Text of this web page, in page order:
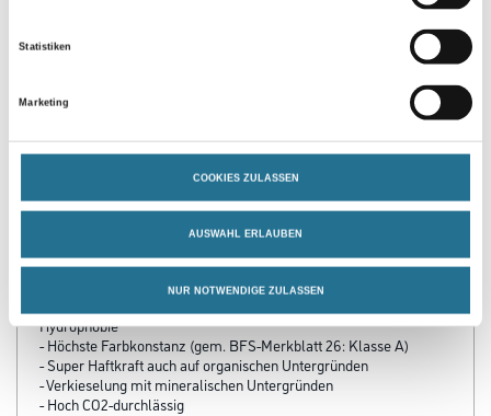
Statistiken
Marketing
COOKIES ZULASSEN
AUSWAHL ERLAUBEN
NUR NOTWENDIGE ZULASSEN
PRODUKTEIGENSCHAFTEN
Produkteigenschaft
- Photokatalytische Wirkung
- Minimierung von Pottasche
Hydrophobie
- Höchste Farbkonstanz (gem. BFS-Merkblatt 26: Klasse A)
- Super Haftkraft auch auf organischen Untergründen
- Verkieselung mit mineralischen Untergründen
- Hoch CO2-durchlässig